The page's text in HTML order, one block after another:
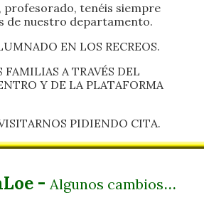
profesorado, tenéis siempre
de nuestro departamento.
EN LOS RECREOS.
FAMILIAS A TRAVÉS DEL
Y DE LA PLATAFORMA
PIDIENDO CITA.
- Algunos cambios...